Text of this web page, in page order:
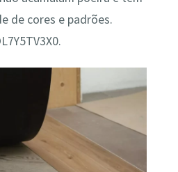
de cores e padrões.